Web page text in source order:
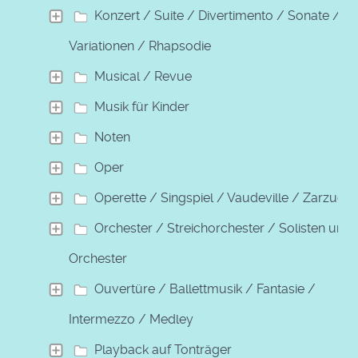
Konzert / Suite / Divertimento / Sonate /
Variationen / Rhapsodie
Musical / Revue
Musik für Kinder
Noten
Oper
Operette / Singspiel / Vaudeville / Zarzuela
Orchester / Streichorchester / Solisten und
Orchester
Ouvertüre / Ballettmusik / Fantasie /
Intermezzo / Medley
Playback auf Tonträger